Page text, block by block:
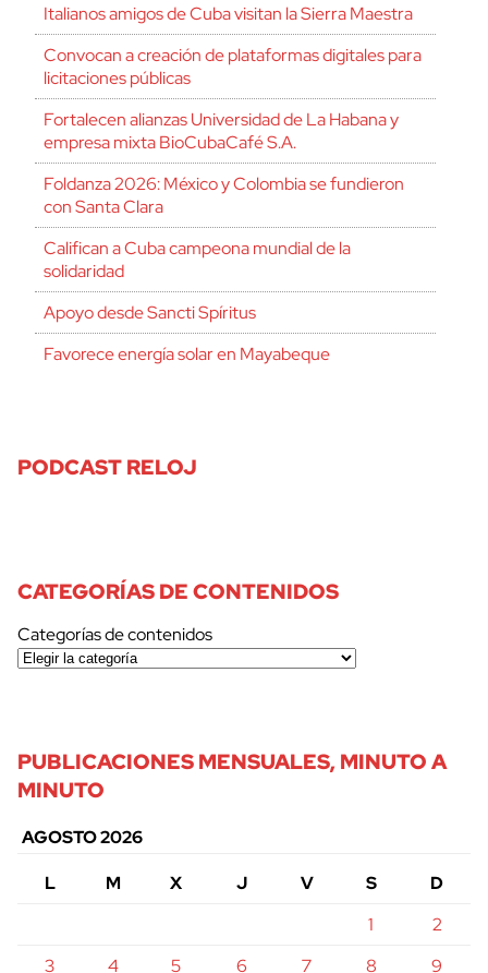
Italianos amigos de Cuba visitan la Sierra Maestra
Convocan a creación de plataformas digitales para
licitaciones públicas
Fortalecen alianzas Universidad de La Habana y
empresa mixta BioCubaCafé S.A.
Foldanza 2026: México y Colombia se fundieron
con Santa Clara
Califican a Cuba campeona mundial de la
solidaridad
Apoyo desde Sancti Spíritus
Favorece energía solar en Mayabeque
PODCAST RELOJ
CATEGORÍAS DE CONTENIDOS
Categorías de contenidos
PUBLICACIONES MENSUALES, MINUTO A
MINUTO
AGOSTO 2026
L
M X J V S
D
1
2
3
4 5 6 7 8 9